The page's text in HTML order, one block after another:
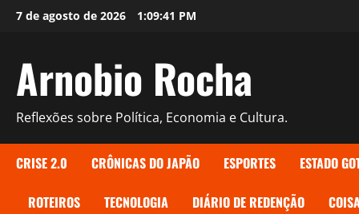
Skip7 de agosto de 2026 1:09:42 PM
Arnobio Rocha
Reflexões sobre Política, Economia e Cultura.
CRISE 2.0 CRÔNICAS DO JAPÃO ESPORTES ESTADO
ROTEIROS TECNOLOGIA DIÁRIO DE REDENÇÃO